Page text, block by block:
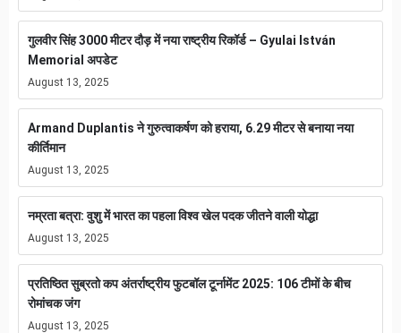
गुलवीर सिंह 3000 मीटर दौड़ में नया राष्ट्रीय रिकॉर्ड – Gyulai István
Memorial अपडेट
August 13, 2025
Armand Duplantis ने गुरुत्वाकर्षण को हराया, 6.29 मीटर से बनाया नया
कीर्तिमान
August 13, 2025
नम्रता बत्रा: वुशु में भारत का पहला विश्व खेल पदक जीतने वाली योद्धा
August 13, 2025
प्रतिष्ठित सुब्रतो कप अंतर्राष्ट्रीय फुटबॉल टूर्नामेंट 2025: 106 टीमों के बीच
रोमांचक जंग
August 13, 2025